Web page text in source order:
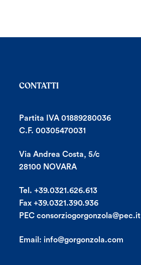
CONTATTI
Partita IVA 01889280036
C.F. 00305470031
Via Andrea Costa, 5/c
28100 NOVARA
Tel. +39.0321.626.613
Fax +39.0321.390.936
PEC consorziogorgonzola@pec.it
Email: info@gorgonzola.com